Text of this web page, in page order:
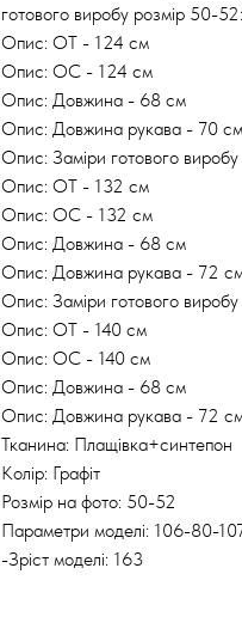
готового виробу розмір 50-
Опис: ОТ - 124 см
Опис: ОС - 124 см
Опис: Довжина - 68 см
Опис: Довжина рукава - 70 см
Опис: Заміри готового
Опис: ОТ - 132 см
Опис: ОС - 132 см
Опис: Довжина - 68 см
Опис: Довжина рукава - 72
Опис: Заміри готового
Опис: ОТ - 140 см
Опис: ОС - 140 см
Опис: Довжина - 68 см
Опис: Довжина рукава - 72
Тканина: Плащівка+синтепон
Колір: Графіт
Розмір на фото: 50-52
Параметри моделі: 106-80-
-Зріст моделі: 163